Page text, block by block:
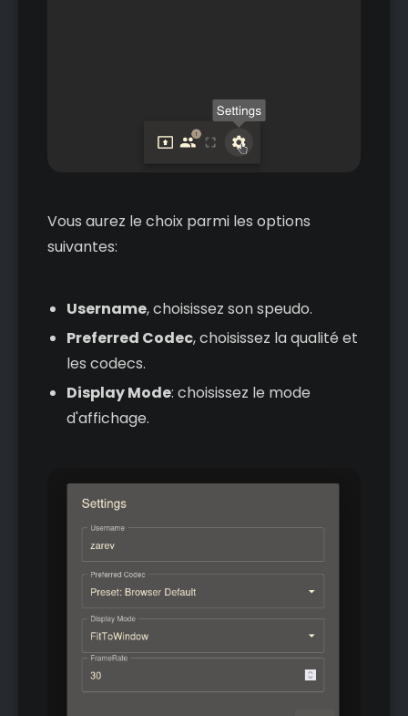
Vous aurez le choix parmi les options
suivantes:
Username, choisissez son speudo.
Preferred Codec, choisissez la qualité et
les codecs.
Display Mode: choisissez le mode
d'affichage.